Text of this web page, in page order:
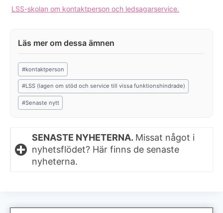
LSS-skolan om kontaktperson och ledsagarservice.
Post
Tags:
#kontaktperson
#LSS (lagen om stöd och service till vissa funktionshindrade)
#Senaste nytt
SENASTE NYHETERNA. Missat något i
nyhetsflödet? Här finns de senaste
nyheterna.